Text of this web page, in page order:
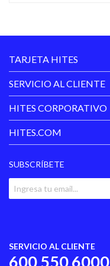
TARJETA HITES
SERVICIO AL CLIENTE
HITES CORPORATIVO
HITES.COM
SUBSCRÍBETE
SERVICIO AL CLIENTE
600 550 6000